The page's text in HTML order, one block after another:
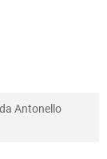
da Antonello